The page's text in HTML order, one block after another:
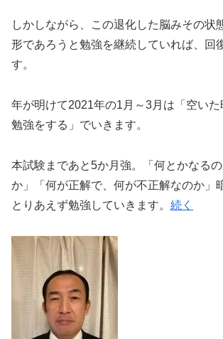
しかしながら、この退化した脳みその状
形であろうと勉強を継続していれば、回
す。
年が明けて2021年の1月～3月は「空いた
勉強をする」でいきます。
本試験まであと5か月強。「何とかなる
か」「何が正解で、何が不正解なのか」
とりあえず勉強していきます。 続く